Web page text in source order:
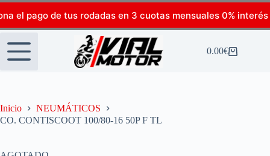
el pago de tus rodadas en 3 cuotas mensuales 0% interés
0.00€
Inicio
NEUMÁTICOS
CO. CONTISCOOT 100/80-16 50P F TL